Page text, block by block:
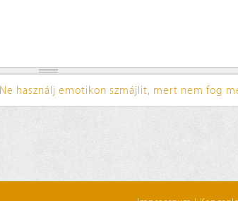
Ne használj emotikon szmájlit, mert nem fog